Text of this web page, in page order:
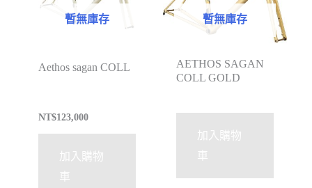
暫無庫存
Aethos sagan COLL
NT$123,000
加入購物
車
暫無庫存
AETHOS SAGAN
COLL GOLD
加入購物
車